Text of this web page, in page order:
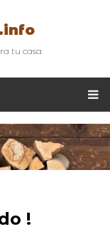
tu casa
!